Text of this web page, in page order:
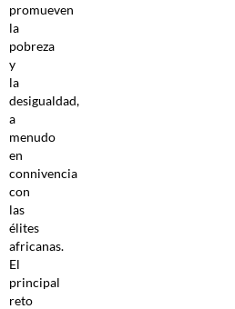
promueven
la
pobreza
y
la
desigualdad,
a
menudo
en
connivencia
con
las
élites
africanas.
El
principal
reto